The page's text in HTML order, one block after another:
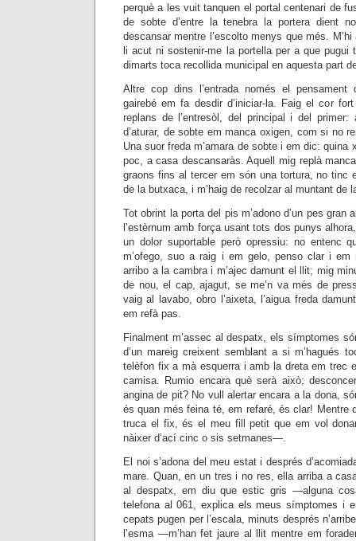
perquè a les vuit tanquen el portal centenari de
de sobte d’entre la tenebra la portera dient
descansar mentre l’escolto menys que més.
li acut ni sostenir-me la portella per a que pugui
dimarts toca recollida municipal en aquesta part
Altre cop dins l’entrada només el pensament
gairebé em fa desdir d’iniciar-la. Faig el cor
replans de l’entresòl, del principal i del primer:
d’aturar, de sobte em manca oxigen, com si no
Una suor freda m’amara de sobte i em dic: quina
poc, a casa descansaràs. Aquell mig replà
graons fins al tercer em són una tortura, no tinc
de la butxaca, i m’haig de recolzar al muntant de
Tot obrint la porta del pis m’adono d’un pes gran
l’estèrnum amb força usant tots dos punys
un dolor suportable però opressiu: no entenc
m’ofego, suo a raig i em gelo, penso clar i
arribo a la cambra i m’ajec damunt el llit; mig
de nou, el cap, ajagut, se me’n va més de
vaig al lavabo, obro l’aixeta, l’aigua freda
em refà pas.
Finalment m’assec al despatx, els símptomes
d’un mareig creixent semblant a si m’hagués
telèfon fix a mà esquerra i amb la dreta em trec
camisa. Rumio encara què serà això;
angina de pit? No vull alertar encara a la dona,
és quan més feina té, em refaré, és clar! Mentre
truca el fix, és el meu fill petit que em vol
nàixer d’ací cinc o sis setmanes—.
El noi s’adona del meu estat i després
mare. Quan, en un tres i no res, ella arriba a
al despatx, em diu que estic gris —alguna
telefona al 061, explica els meus símptomes i
cepats pugen per l’escala, minuts després
l’esma —m’han fet jaure al llit mentre em